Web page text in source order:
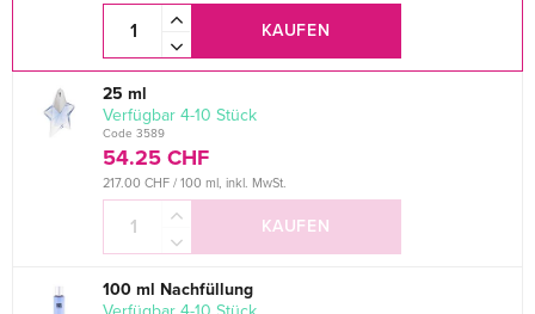
KAUFEN
25 ml
verfügbar 4-10 Stück
Code 3589
54.25 CHF
217.00 CHF / 100 ml, inkl. MwSt.
KAUFEN
100 ml Nachfüllung